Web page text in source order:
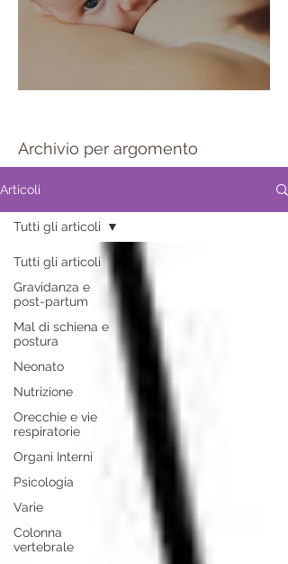
Archivio per argomento
Articoli
Tutti gli articoli
Gravidanza e
post-partum
Mal di schiena e
postura
Neonato
Nutrizione
Orecchie e vie
respiratorie
Organi Interni
Psicologia
Varie
Colonna
vertebrale
Tutti gli articoli